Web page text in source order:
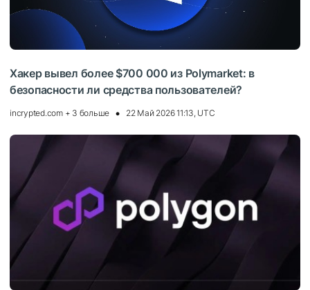
Хакер вывел более $700 000 из Polymarket: в
безопасности ли средства пользователей?
incrypted.com + 3 больше 22 Май 2026 11:13, UTC